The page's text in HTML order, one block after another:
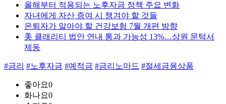
올해부터 적용되는 노후자금 정책 주요 변화
자녀에게 자산 증여 시 챙겨야 할 것들
은퇴자가 알아야 할 건강보험 7월 개편 방향
美 클래리티 법안 연내 통과 가능성 13%…상원 문턱서
제동
#금리 #노후자금 #예적금 #금리노마드 #절세금융상품
좋아요0
화나요0